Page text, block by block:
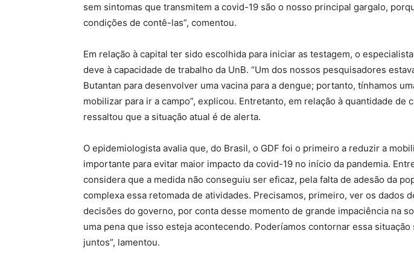
sem sintomas que transmitem a covid-19 são o nosso principal gargalo,
condições de contê-las”, comentou.
Em relação à capital ter sido escolhida para iniciar as testagem, o
deve à capacidade de trabalho da UnB. “Um dos nossos pesquisadores
Butantan para desenvolver uma vacina para a dengue; portanto, tínhamos
mobilizar para ir a campo”, explicou. Entretanto, em relação à quantidade de
ressaltou que a situação atual é de alerta.
O epidemiologista avalia que, do Brasil, o GDF foi o primeiro a reduzir a
importante para evitar maior impacto da covid-19 no início da pandemia.
considera que a medida não conseguiu ser eficaz, pela falta de adesão da
complexa essa retomada de atividades. Precisamos, primeiro, ver os dados
decisões do governo, por conta desse momento de grande impaciência na
uma pena que isso esteja acontecendo. Poderíamos contornar essa
juntos”, lamentou.